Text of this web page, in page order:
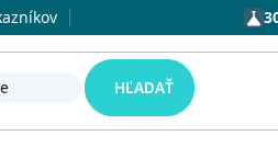
HĽADAŤ